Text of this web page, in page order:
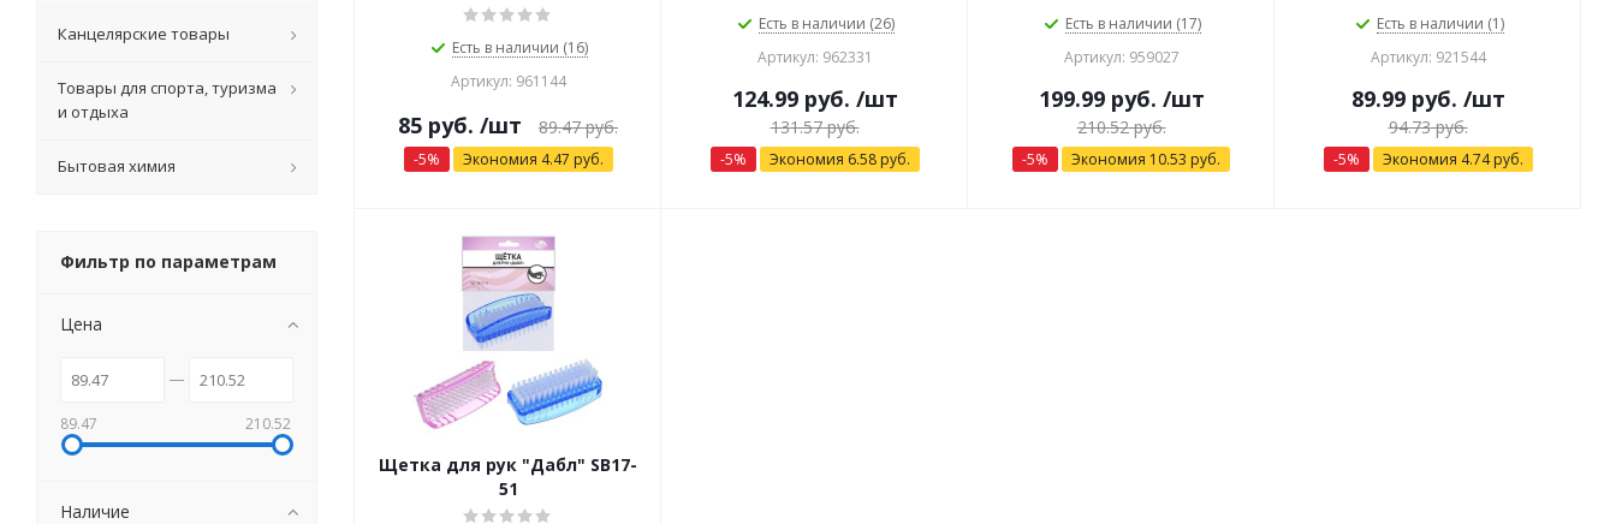
Есть в наличии (16)
Артикул: 961144
85 руб. /шт 89.47руб.
-5% Экономия 4.47 руб.
Есть в наличии (26)
Артикул: 962331
124.99руб. /шт
131.57руб.
-5% Экономия 6.58руб.
Есть в наличии (17)
Артикул: 959027
199.99руб. /шт
210.52руб.
-5% Экономия 10.53 руб.
Есть в наличии (1)
Артикул: 921544
89.99руб. /шт
94.73руб.
-5% Экономия 4.74руб.
Щетка для рук "Дабл" SB17-
51
Канцелярские товары
Товары для спорта, туризма
и отдыха
Бытовая химия
Фильтр по параметрам
Цена
89.47 210.52
Наличие